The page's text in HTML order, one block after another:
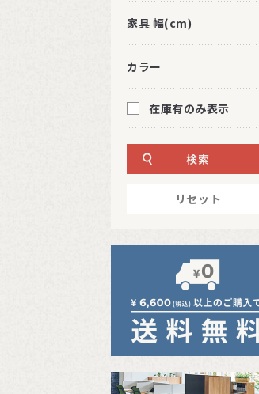
家具 幅(cm)
カラー
在庫有のみ表示
検索
リセット